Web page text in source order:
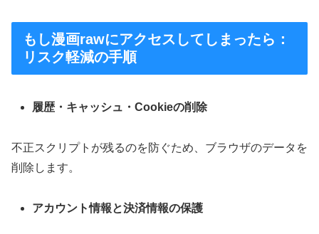
もし漫画rawにアクセスしてしまったら：
リスク軽減の手順
履歴・キャッシュ・Cookieの削除
不正スクリプトが残るのを防ぐため、ブラウザのデータを
削除します。
アカウント情報と決済情報の保護